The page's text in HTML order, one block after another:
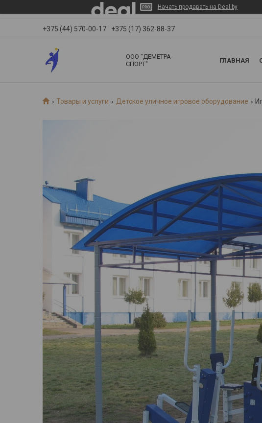
Начать продавать на Deal.by
+375 (44) 570-00-17 +375 (17) 362-88-37
ООО "ДЕМЕТРА-
СПОРТ"
ГЛАВНАЯ
Товары и услуги Детское уличное игровое оборудование